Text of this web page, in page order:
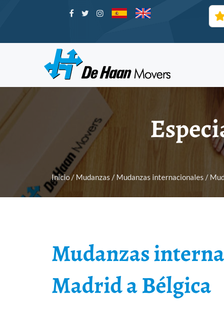
Inicio/ Mudanzas / Mudanzas internacionales /
Mudanzas
Madrid a Bélgica